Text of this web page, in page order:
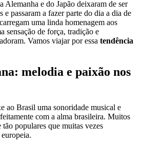
Alemanha e do Japão deixaram de ser
e passaram a fazer parte do dia a dia de
uma linda homenagem aos
sensação de força, tradição e
Vamos viajar por essa tendência
melodia e paixão nos
ao Brasil uma sonoridade musical e
com a alma brasileira. Muitos
tão populares que muitas vezes